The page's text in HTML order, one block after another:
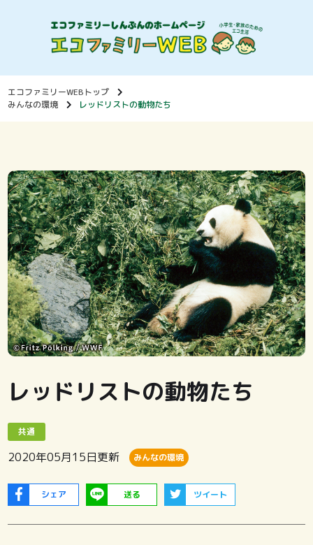
エコファミリーWEBトップ
みんなの環境
レッドリストの動物たち
レッドリストの動物たち
共通
2020年05月15日更新 みんなの環境
シェア 送る ツイート